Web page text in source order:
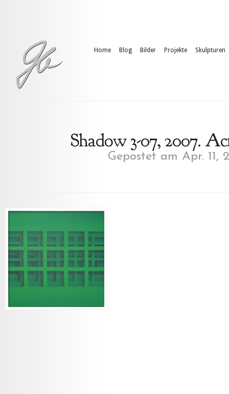
Home Blog Bilder Projekte Skulpturen
Shadow 3-07, 2007.
Gepostet am Apr. 11,